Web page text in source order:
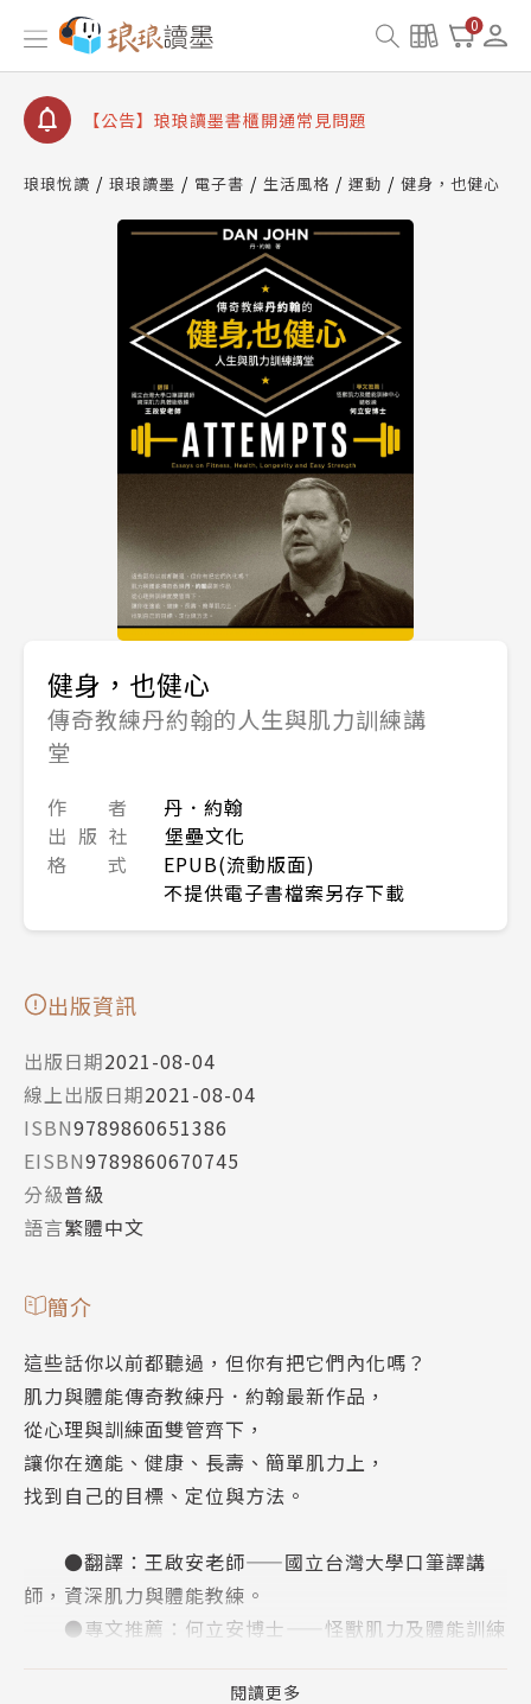
0
【公告】因 Readmoo 讀墨系統維護中，本站同步暫
停部分閱讀服務
【公告】琅琅讀墨數位閱讀資產合併與書櫃開通申請
【公告】琅琅讀墨書櫃開通常見問題
請圖文教學
查詢
【公告】因 Readmoo 讀墨系統維護中，本站同步暫
琅琅悅讀 琅琅讀墨 電子書 生活風格 運動 健身，也健心
健身，也健心
傳奇教練丹約翰的人生與肌力訓練講
堂
作 者
丹．約翰
出 版 社
堡壘文化
格 式
EPUB(流動版面)
不提供電子書檔案另存下載
出版資訊
出版日期2021-08-04
線上出版日期2021-08-04
ISBN9789860651386
EISBN9789860670745
分級普級
語言繁體中文
簡介
這些話你以前都聽過，但你有把它們內化嗎？
肌力與體能傳奇教練丹．約翰最新作品，
從心理與訓練面雙管齊下，
讓你在適能、健康、長壽、簡單肌力上，
找到自己的目標、定位與方法。
●翻譯：王啟安老師——國立台灣大學口筆譯講
師，資深肌力與體能教練。
●專文推薦：何立安博士——怪獸肌力及體能訓練
閱讀更多